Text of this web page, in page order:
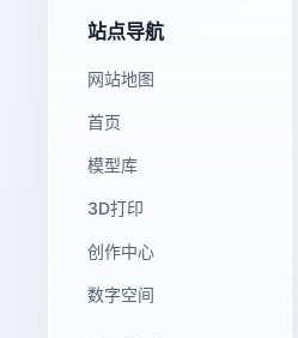
站点导航
网站地图
首页
模型库
3D打印
创作中心
数字空间